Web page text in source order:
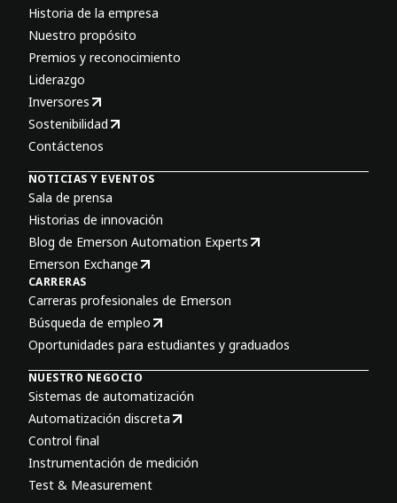
Historia de la empresa
Nuestro propósito
Premios y reconocimiento
Liderazgo
Inversores
Sostenibilidad
Contáctenos
NOTICIAS Y EVENTOS
Sala de prensa
Historias de innovación
Blog de Emerson Automation Experts
Emerson Exchange
CARRERAS
Carreras profesionales de Emerson
Búsqueda de empleo
Oportunidades para estudiantes y graduados
NUESTRO NEGOCIO
Sistemas de automatización
Automatización discreta
Control final
Instrumentación de medición
Test & Measurement